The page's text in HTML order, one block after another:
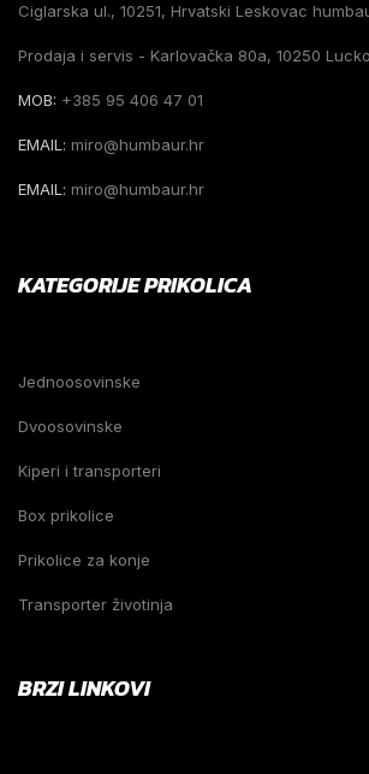
Ciglarska ul., 10251, Hrvatski Leskovac
Prodaja i servis - Karlovačka 80a, 10250 Lucko
MOB: +385 95 406 47 01
EMAIL: miro@humbaur.hr
EMAIL: miro@humbaur.hr
KATEGORIJE PRIKOLICA
Jednoosovinske
Dvoosovinske
Kiperi i transporteri
Box prikolice
Prikolice za konje
Transporter životinja
BRZI LINKOVI